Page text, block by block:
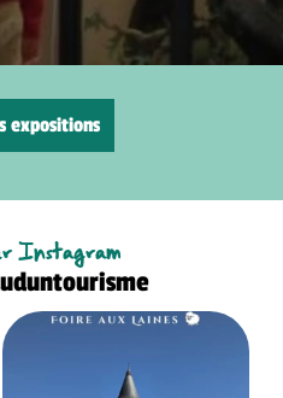
expositions
Instagram